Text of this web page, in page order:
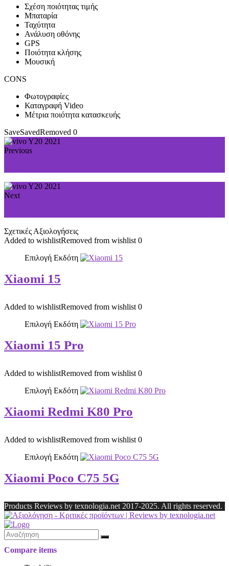
Σχέση ποιότητας τιμής
Μπαταρία
Ταχύτητα
Ανάλυση οθόνης
GPS
Ποιότητα κλήσης
Μουσική
CONS
Φωτογραφίες
Καταγραφή Video
Μέτρια ποιότητα κατασκευής
SaveSavedRemoved 0
Previous
Next
Σχετικές Αξιολογήσεις
Added to wishlistRemoved from wishlist 0
Επιλογή Εκδότη
Xiaomi 15
Added to wishlistRemoved from wishlist 0
Επιλογή Εκδότη
Xiaomi 15 Pro
Added to wishlistRemoved from wishlist 0
Επιλογή Εκδότη
Xiaomi Redmi K80 Pro
Added to wishlistRemoved from wishlist 0
Επιλογή Εκδότη
Xiaomi Poco C75 5G
Products Reviews by texnologia.net 2017-2025. All rights reserved.
Compare items